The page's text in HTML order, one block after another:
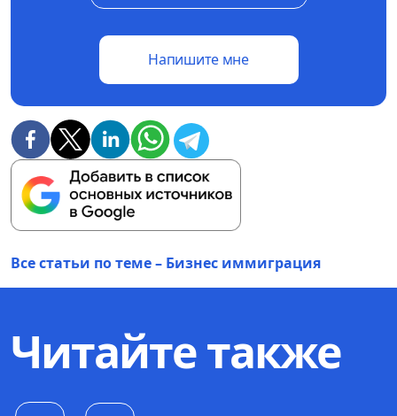
Напишите мне
Все статьи по теме – Бизнес иммиграция
Читайте также